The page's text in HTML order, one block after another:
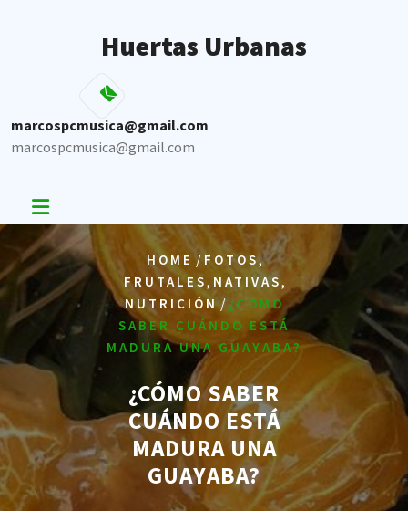
Huertas Urbanas
marcospcmusica@gmail.com
marcospcmusica@gmail.com
HOME /FOTOS,
FRUTALES, NATIVAS,
NUTRICIÓN/ ¿CÓMO
SABER CUÁNDO ESTÁ
MADURA UNA GUAYABA?
¿CÓMO SABER
CUÁNDO ESTÁ
MADURA UNA
GUAYABA?